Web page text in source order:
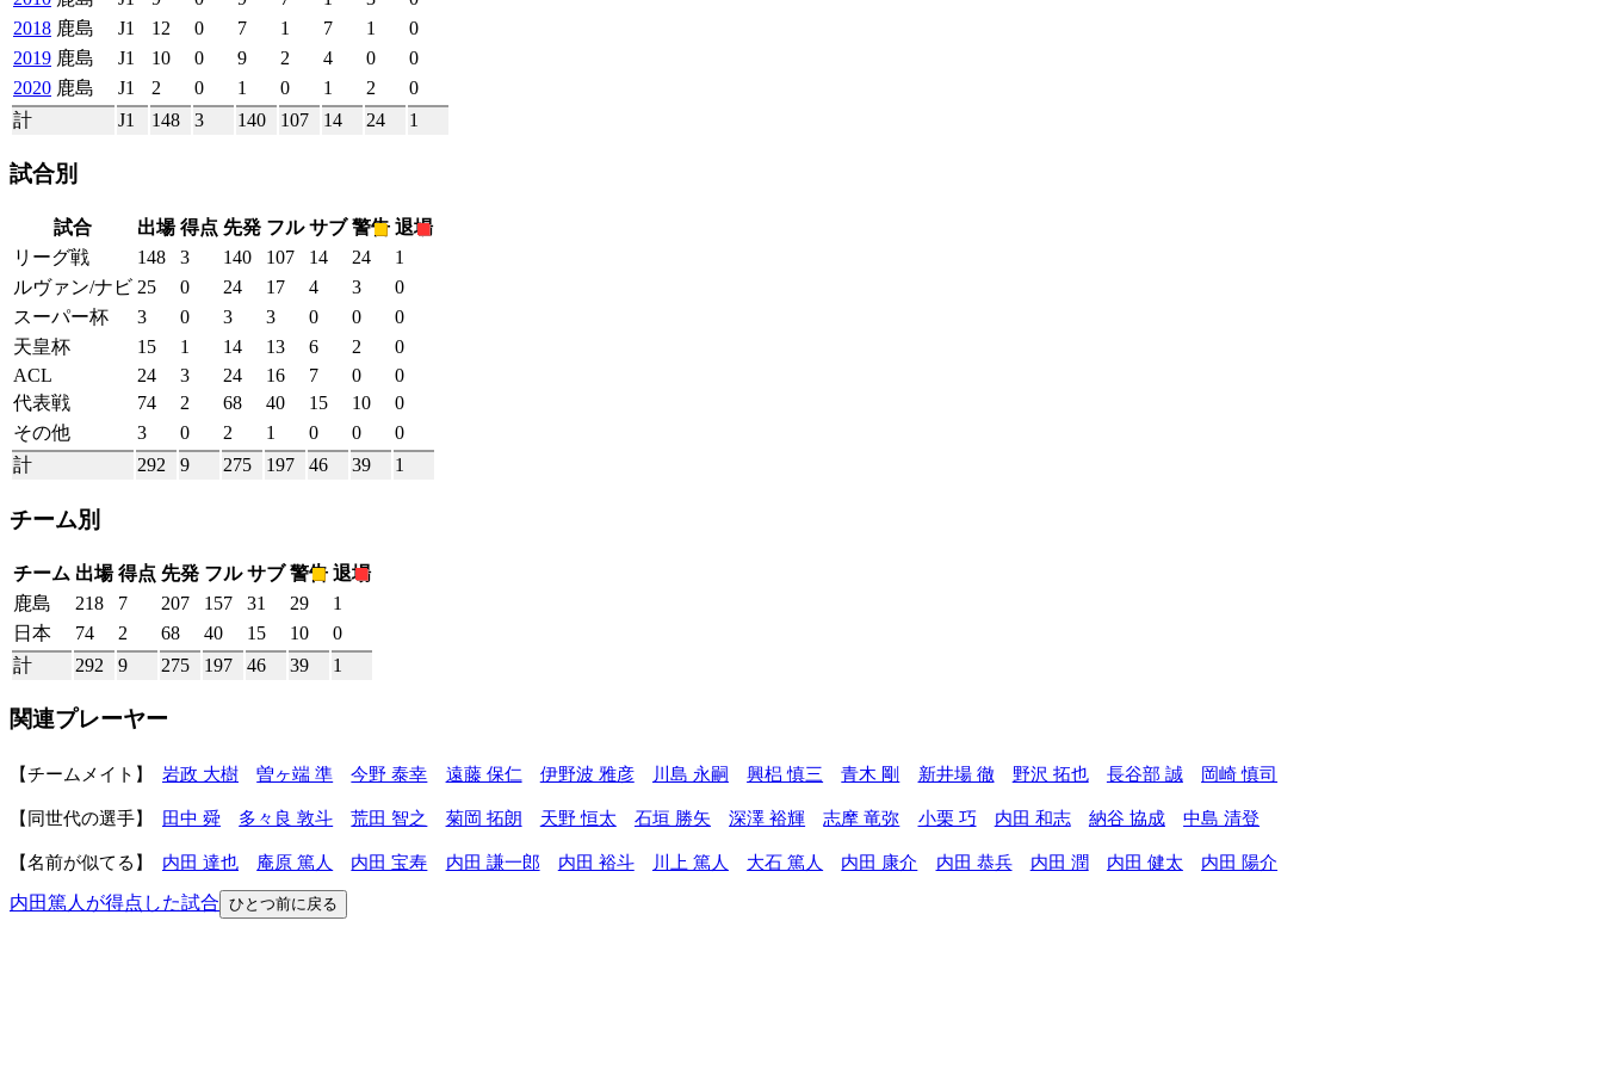
2018 鹿島 J1 12 0 7 1 7 1
0
2019 鹿島 J1 10 0 9 2 4 0
0
2020 鹿島 J1 2 0 1 0 1 2
0
計
J1 148 3 140 107 14 24 1
試合別
試合 出場 得点 先発 フル サブ 警告 退場
リーグ戦
148 3 140 107 14 24
1
ルヴァン/ナビ 25 0 24 17 4 3
0
スーパー杯
3 0 3 3 0 0
0
天皇杯
15 1 14 13 6 2
0
ACL
24 3 24 16 7 0
0
代表戦
74 2 68 40 15 10
0
その他
3 0 2 1 0 0
0
計
292 9 275 197 46 39 1
チーム別
チーム 出場 得点 先発 フル サブ 警告 退場
鹿島
218 7 207 157 31 29
1
日本
74 2 68 40 15 10
0
計
292 9 275 197 46 39 1
関連プレーヤー
チームメイト 岩政 大樹 曽ヶ端 準 今野 泰幸 遠藤 保仁 伊野波 雅彦 川島 永嗣 興梠 慎三 青木 剛 新井場 徹 野沢 拓也 長谷部 誠 岡崎 慎司
同世代の選手 田中 舜 多々良 敦斗 荒田 智之 菊岡 拓朗 天野 恒太 石垣 勝矢 深澤 裕輝 志摩 竜弥 小栗 巧 内田 和志 納谷 協成 中島 清登
名前が似てる 内田 達也 庵原 篤人 内田 宝寿 内田 謙一郎 内田 裕斗 川上 篤人 大石 篤人 内田 康介 内田 恭兵 内田 潤 内田 健太
内田 陽介
内田篤人が得点した試合 ひとつ前に戻る